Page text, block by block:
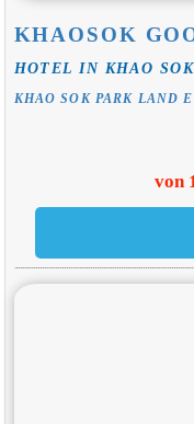
KHAOSOK
HOTEL IN KHAO SOK
KHAO SOK PARK LAND
von